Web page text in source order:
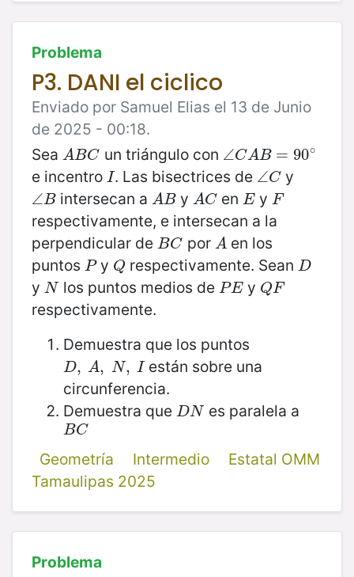
Problema
P3. DANI el ciclico
Enviado por Samuel Elias el 13 de Junio
de 2025 - 00:18.
Sea ABC
ABC un triángulo con ∠CAB = 90∘
∠CAB=90∘
e incentro I
I . Las bisectrices de ∠C
∠C y
∠B
∠Bintersecan a AB
AB y AC
AC en E
E y F
F
respectivamente, e intersecan a la
perpendicular de BC
BC por A
Aen los
puntos P
Py Q
Q respectivamente. Sean D
D
y N
Nlos puntos medios de PE
PE y QF
QF
respectivamente.
Demuestra que los puntos
D, A, N, I
D, A, N , I
están sobre una
circunferencia.
Demuestra que DN
DN es paralela a
BC
BC
Geometría
Intermedio
Estatal OMM
Tamaulipas 2025
Problema